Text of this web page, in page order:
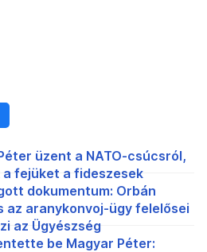
üzent a NATO-csúcsról,
a fejüket a fideszesek
dokumentum: Orbán
az aranykonvoj-ügy felelősei
az Ügyészség
be Magyar Péter: